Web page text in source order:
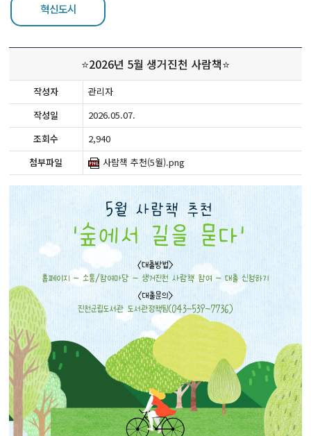
혁신도시
⭐2026년 5월 생거진천 사람책⭐
작성자
관리자
작성일
2026.05.07.
조회수
2,940
첨부파일
사람책 추천(5월).png